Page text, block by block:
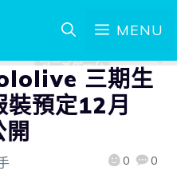
MENU
三期生
裝預定12月
開
0 0